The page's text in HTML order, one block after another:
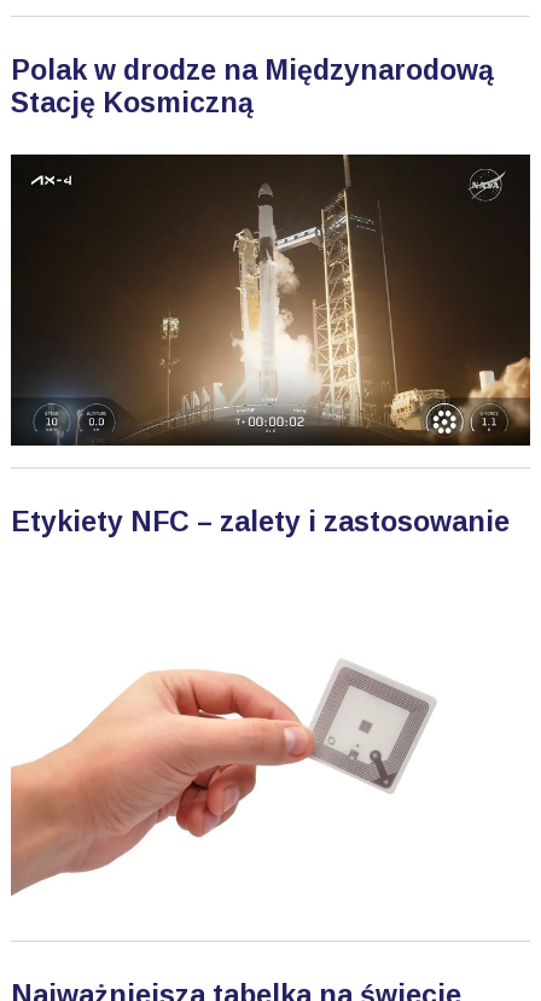
Polak w drodze na Międzynarodową
Stację Kosmiczną
Etykiety NFC – zalety i zastosowanie